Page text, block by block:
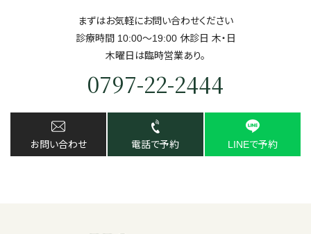
まずはお気軽にお問い合わせください
診療時間 10:00～19:00 休診日 ⽊・⽇
⽊曜日は臨時営業あり。
0797-22-2444
お問い合わせ 電話で予約 LINEで予約